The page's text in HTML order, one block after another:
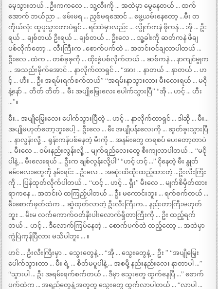
မေ့သွားတယ် …ဦးကကလေ … သူ့လီးကို … အထဲမှာ မွေနေတယ် … ထက်
အောက် ဘယ်ညာ … ဖမ်းမရ … ညှစ်မရအောင် … မွေ့ယမ်းနေတော့ …မီး တ
ကိုယ်လုံး ထူပူသွားတာပဲရှင် … ရင်ထဲမှာလည်း … လွိုက်ကနဲ ဖိုကနဲ … အို … ဦး
ရယ် … ချစ်တယ် ဦးရယ် … ချစ်တယ် … ဦးလေ … သူ့ခါးကို ဆတ်ကနဲ ဖိချ
ပစ်လိုက်တော့ … လီးကြီးက ..စောက်ပက်ထဲ … အတင်းဝင်ချလာပါတယ် …
ဦးလေ ..ထဲက … တစ်ခုခုကို … ထိုးခွဲပစ်လိုက်တယ် … ဆစ်ကနဲ … နာကျင်မွုက
… အသည်းခိုက်အောင် … နာလိုက်တာရှင် … “အား … နာတယ် … နာတယ် … ဟ
င့် … ဟီး … ဦး အရမ်းရက်စက်တယ်” “အရမ်းနာသွားလား မီးလေးရယ် … မငို
နဲ့နော် … တိတ် တိတ် … မီး အပျိုမြှေးလေး ပေါက်သွားပြီ” “အို … ဟင့် … ဟီး
…”။
မီး… အပျိုမြှေးလေး ပေါက်သွားပြီတဲ့ … ဟင့် … နာလိုက်တာရှင် … ဒါဆို … မီး…
အပျိုမဟုတ်တော့ဘူးပေါ့ … ဦးလေ … မီး အပျိုပန်းလေးကို … ဆွတ်ခူးသွားပြီ
… နာလွန်းလို့ … ရုန်းကန်ပစ်နေတဲ့ မီးကို … အနမ်းတွေ တရစပ် ပေးတော့တာပဲ
… မီးလေ … ဝမ်းနည်းလွန်းလို့ … မျက်ရည်လေးတွေ စီးကျလာပါတယ် … “မငို
ပါနဲ့ … မီးလေးရယ် … ဦးက ချစ်လွန်းလို့ပါ” “ဟင့် ဟင့် …” ငိုနေတဲ့ မီး နွုတ်
ခမ်းလေးတွေကို နမ်းရင်း …ဦးလေ … အဆုံးထိထိုးထည့်ထားတဲ့ …ဦးလီးကြီး
ကို … ပြန်ထုတ်လိုက်ပါတယ် … “ဟင့် … ဟင့် … ရှီး” မီးလေ … မျက်စိမှိတ်ထား
ရာကနေ … အတင်းပဲ ထကြည့်ပါတယ် … ဦး မကောင်းဘူး … ရက်စက်တယ် …
မီးစောက်ဖုတ်ထဲက … ဆွဲထုတ်လာတဲ့ ဦးလီးကြီးက… နည်းတာကြီးမဟုတ်
ဘူး … မီးမ လက်ကောက်ဝတ်နီးပါးလောက်ရှိတာကြီးကို … ဦး ထည့်ရက်
တယ် … ဟင့် … ဒီလောက်ကြပ်နေတဲ့ … စောက်ပက်ထဲ ထည့်တော့ … အထဲမှာ
ကွဲပြဲကုန်ပြီလား မသိပါဘူး … ။
ဟင် … ဦးလီးကြီးမှာ … သွေးတွေနဲ့ … “အို … သွေးတွေနဲ့ … ဦး ” “အပျိုမြှေး
ပေါက်သွားတာ … မီး ရဲ့ … စိတ်မပူပါနဲ့ … အစမို့ နည်းနည်းလေး နာတာပါ …”
“သွားပါ … ဦး အရမ်းရက်စက်တယ် … ဒီမှာ သွေးတွေ ထွက်နေပြီ …” စောက်
ပက်ထဲက … အရည်တွေနဲ့ အတူတူ သွေးတွေ ထွက်လာပါတယ် … “လာပါ …